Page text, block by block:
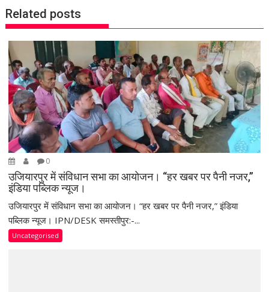
n
a
v
i
g
a
t
i
o
n
Related posts
0
उजियारपुर में संविधान सभा का आयोजन। “हर खबर पर पैनी नजर,”
इंडिया पब्लिक न्यूज।
उजियारपुर में संविधान सभा का आयोजन। “हर खबर पर पैनी नजर,” इंडिया
पब्लिक न्यूज। IPN/DESK समस्तीपुर:-...
Uncategorised